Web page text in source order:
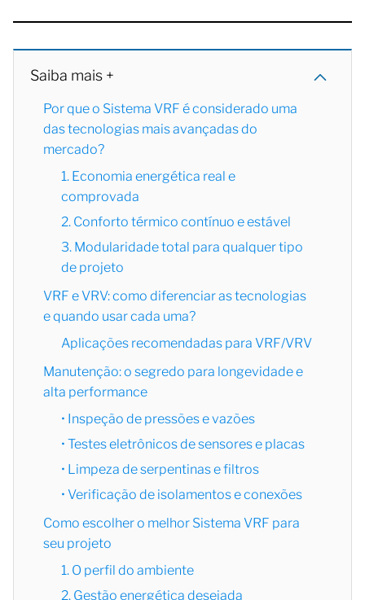
Saiba mais +
Por que o Sistema VRF é considerado uma
das tecnologias mais avançadas do
mercado?
1. Economia energética real e
comprovada
2. Conforto térmico contínuo e estável
3. Modularidade total para qualquer tipo
de projeto
VRF e VRV: como diferenciar as tecnologias
e quando usar cada uma?
Aplicações recomendadas para VRF/VRV
Manutenção: o segredo para longevidade e
alta performance
• Inspeção de pressões e vazões
• Testes eletrônicos de sensores e placas
• Limpeza de serpentinas e filtros
• Verificação de isolamentos e conexões
Como escolher o melhor Sistema VRF para
seu projeto
1. O perfil do ambiente
2. Gestão energética desejada